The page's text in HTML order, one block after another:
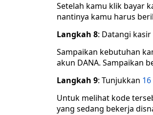
Setelah kamu klik bayar
nantinya kamu harus
Langkah 8: Datangi
Sampaikan kebutuhan
akun DANA. Sampaikan
Langkah 9: Tunjukkan
Untuk melihat kode
yang sedang bekerja